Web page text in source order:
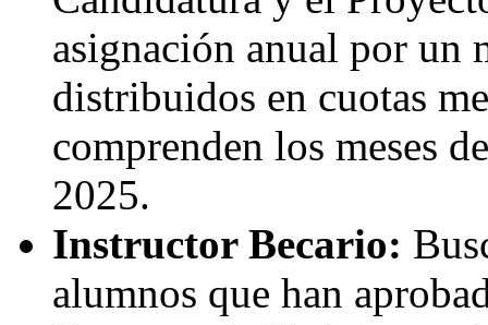
asignación anual por un
distribuidos en cuotas
comprenden los meses
2025.
Instructor Becario:
alumnos que han